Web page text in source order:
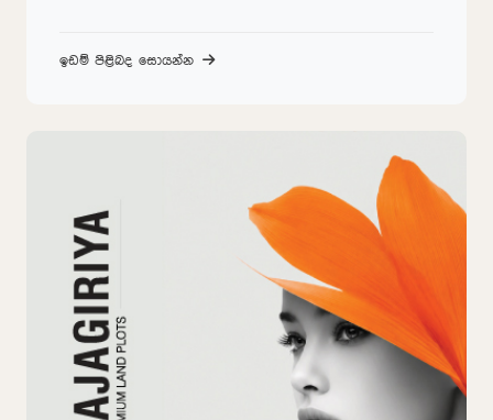
ඉඩම් පිළිබද සොයන්න